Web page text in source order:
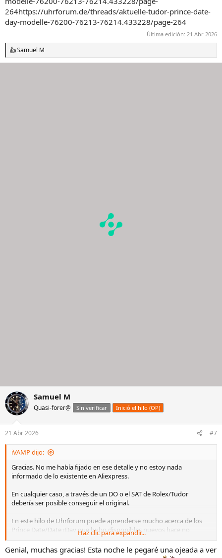
264https://uhrforum.de/threads/aktuelle-tudor-prince-date-
day-modelle-76200-76213-76214.433228/page-264
Última edición: 21 Abr 2026
R
e
Samuel M
Samuel M
Quasi-forer@ Sin verificar Inició el hilo (OP)
21 Abr 2026 #7
iVAMP dijo:
Gracias. No me había fijado en ese detalle y no estoy nada
informado de lo existente en Aliexpress.
En cualquier caso, a través de un DO o el SAT de Rolex/Tudor
debería ser posible conseguir el original.
En este hilo de Uhrforum puede aprenderse mucho acerca de los
Prince Date/Date+Day que hubo disponibles nuevos hace no
muchos años. Recuerdo que llegó a hablarse de brazaletes y sus
referencias. Tal vez puedo ayudarte en lo que buscas.
Haz clic para expandir...
Genial, muchas gracias! Esta noche le pegaré una ojeada a ver